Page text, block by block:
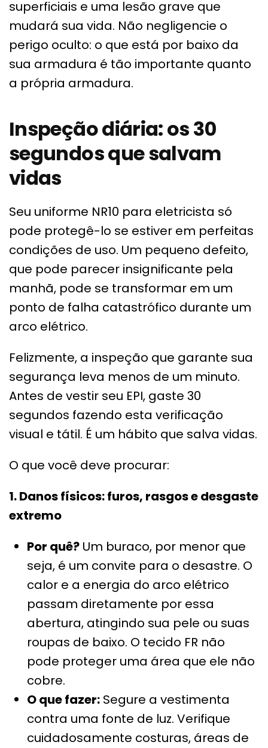
superficiais e uma lesão grave que
mudará sua vida. Não negligencie o
perigo oculto: o que está por baixo da
sua armadura é tão importante quanto
a própria armadura.
Inspeção diária: os 30
segundos que salvam
vidas
Seu uniforme NR10 para eletricista só
pode protegê-lo se estiver em perfeitas
condições de uso. Um pequeno defeito,
que pode parecer insignificante pela
manhã, pode se transformar em um
ponto de falha catastrófico durante um
arco elétrico.
Felizmente, a inspeção que garante sua
segurança leva menos de um minuto.
Antes de vestir seu EPI, gaste 30
segundos fazendo esta verificação
visual e tátil. É um hábito que salva vidas.
O que você deve procurar:
1. Danos físicos: furos, rasgos e desgaste
extremo
Por quê? Um buraco, por menor que
seja, é um convite para o desastre. O
calor e a energia do arco elétrico
passam diretamente por essa
abertura, atingindo sua pele ou suas
roupas de baixo. O tecido FR não
pode proteger uma área que ele não
cobre.
O que fazer: Segure a vestimenta
contra uma fonte de luz. Verifique
cuidadosamente costuras, áreas de